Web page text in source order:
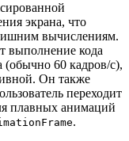
экрана, что
вычислениям.
выполнение кода
(обычно 60 кадров/с),
Он также
переходит
плавных анимаций
.